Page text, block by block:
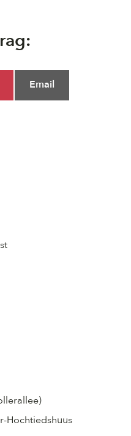
Share
Email
Hochtiedshuus